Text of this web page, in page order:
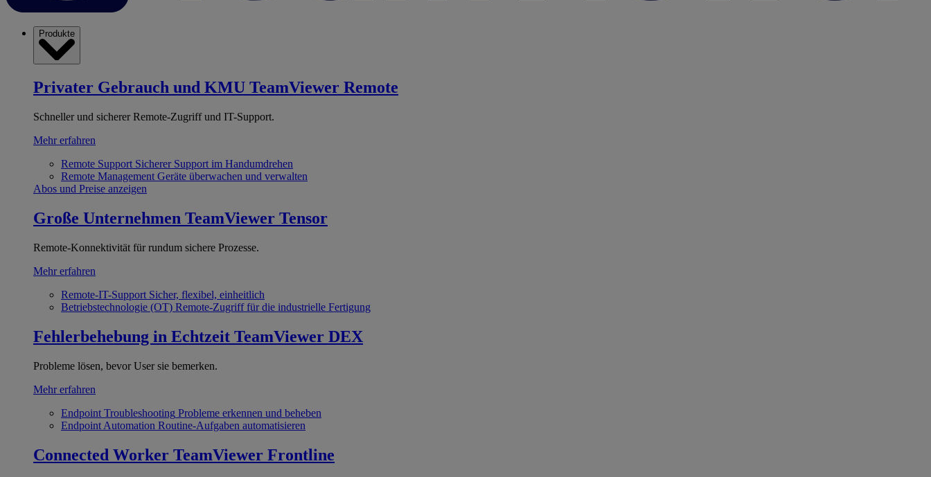
Produkte
Privater Gebrauch und KMU TeamViewer Remote
Schneller und sicherer Remote-Zugriff und IT-Support.
Mehr erfahren
Remote Support Sicherer Support im Handumdrehen
Remote Management Geräte überwachen und verwalten
Abos und Preise anzeigen
Große Unternehmen TeamViewer Tensor
Remote-Konnektivität für rundum sichere Prozesse.
Mehr erfahren
Remote-IT-Support Sicher, flexibel, einheitlich
Betriebstechnologie (OT) Remote-Zugriff für die industrielle Fertigung
Fehlerbehebung in Echtzeit TeamViewer DEX
Probleme lösen, bevor User sie bemerken.
Mehr erfahren
Endpoint Troubleshooting Probleme erkennen und beheben
Endpoint Automation Routine-Aufgaben automatisieren
Connected Worker TeamViewer Frontline